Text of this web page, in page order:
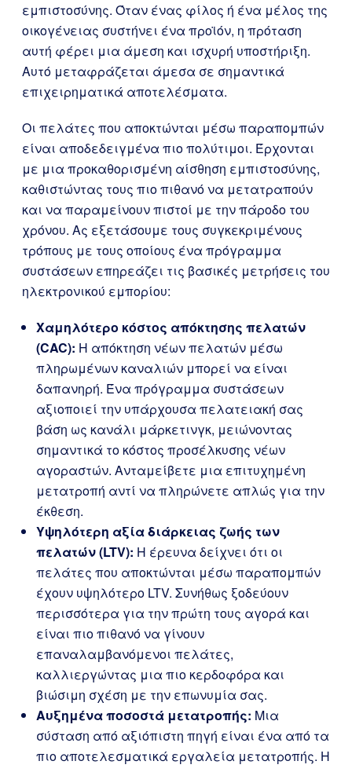
εμπιστοσύνης. Όταν ένας φίλος ή ένα μέλος της
οικογένειας συστήνει ένα προϊόν, η πρόταση
αυτή φέρει μια άμεση και ισχυρή υποστήριξη.
Αυτό μεταφράζεται άμεσα σε σημαντικά
επιχειρηματικά αποτελέσματα.
Οι πελάτες που αποκτώνται μέσω παραπομπών
είναι αποδεδειγμένα πιο πολύτιμοι. Έρχονται
με μια προκαθορισμένη αίσθηση εμπιστοσύνης,
καθιστώντας τους πιο πιθανό να μετατραπούν
και να παραμείνουν πιστοί με την πάροδο του
χρόνου. Ας εξετάσουμε τους συγκεκριμένους
τρόπους με τους οποίους ένα πρόγραμμα
συστάσεων επηρεάζει τις βασικές μετρήσεις του
ηλεκτρονικού εμπορίου:
Χαμηλότερο κόστος απόκτησης πελατών
(CAC): Η απόκτηση νέων πελατών μέσω
πληρωμένων καναλιών μπορεί να είναι
δαπανηρή. Ένα πρόγραμμα συστάσεων
αξιοποιεί την υπάρχουσα πελατειακή σας
βάση ως κανάλι μάρκετινγκ, μειώνοντας
σημαντικά το κόστος προσέλκυσης νέων
αγοραστών. Ανταμείβετε μια επιτυχημένη
μετατροπή αντί να πληρώνετε απλώς για την
έκθεση.
Υψηλότερη αξία διάρκειας ζωής των
πελατών (LTV): Η έρευνα δείχνει ότι οι
πελάτες που αποκτώνται μέσω παραπομπών
έχουν υψηλότερο LTV. Συνήθως ξοδεύουν
περισσότερα για την πρώτη τους αγορά και
είναι πιο πιθανό να γίνουν
επαναλαμβανόμενοι πελάτες,
καλλιεργώντας μια πιο κερδοφόρα και
βιώσιμη σχέση με την επωνυμία σας.
Αυξημένα ποσοστά μετατροπής: Μια
σύσταση από αξιόπιστη πηγή είναι ένα από τα
πιο αποτελεσματικά εργαλεία μετατροπής. Η